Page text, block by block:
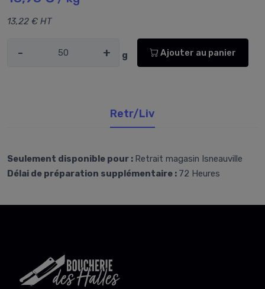
13,22 € HT
- + g Ajouter au panier
Retr/Liv
Seulement disponible pour : Retrait magasin Isneauville
Délai de préparation supplémentaire : 72 Heures